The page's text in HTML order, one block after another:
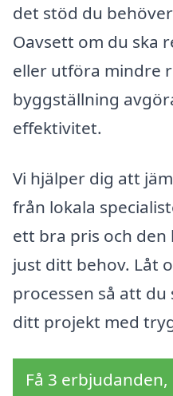
det stöd du
Oavsett om du ska
eller utföra mindre
byggställning
effektivitet.
Vi hjälper dig att
från lokala
ett bra pris och
just ditt behov. Låt
processen så att
ditt projekt med
Få 3